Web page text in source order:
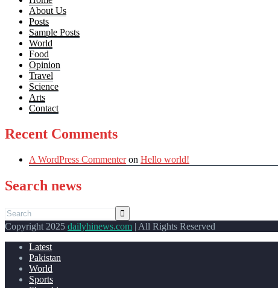
About Us
Posts
Sample Posts
World
Food
Opinion
Travel
Science
Arts
Contact
Recent Comments
A WordPress Commenteron Hello world!
Search news
Copyright 2025 dailyhinews.com | All Rights Reserved
Latest
Pakistan
World
Sports